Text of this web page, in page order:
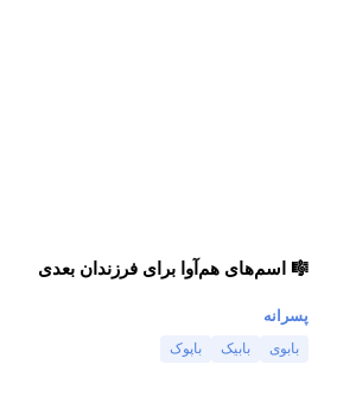
🎼 اسم‌های هم‌آوا برای فرزندان بعدی
پسرانه
بابوی بابیک باپوک